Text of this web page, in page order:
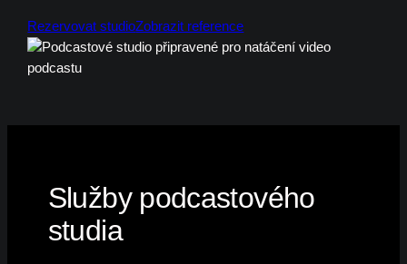
Rezervovat studioZobrazit reference
Služby podcastového
studia